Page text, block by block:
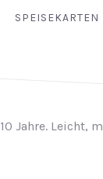
SPEISEKARTEN
10 Jahre. Leicht,